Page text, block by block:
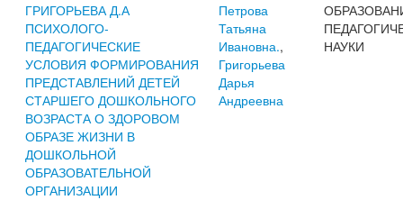
ГРИГОРЬЕВА Д.А
ПСИХОЛОГО-
ПЕДАГОГИЧЕСКИЕ
УСЛОВИЯ ФОРМИРОВАНИЯ
ПРЕДСТАВЛЕНИЙ ДЕТЕЙ
СТАРШЕГО ДОШКОЛЬНОГО
ВОЗРАСТА О ЗДОРОВОМ
ОБРАЗЕ ЖИЗНИ В
ДОШКОЛЬНОЙ
ОБРАЗОВАТЕЛЬНОЙ
ОРГАНИЗАЦИИ
Петрова
Татьяна
Ивановна.,
Григорьева
Дарья
Андреевна
НАУКИ